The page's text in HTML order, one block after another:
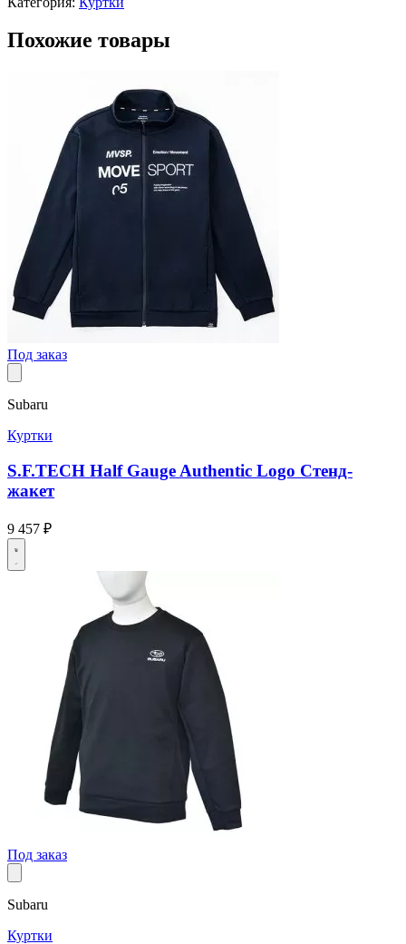
Похожие товары
Под заказ
Subaru
Куртки
S.F.TECH Half Gauge Authentic Logo Стенд-
жакет
9 457 ₽
Под заказ
Subaru
Куртки